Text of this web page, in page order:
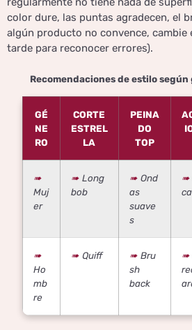
color dure, las puntas agradecen, el
algún producto no convence, cambie
tarde para reconocer errores).
Recomendaciones de estilo
GÉ
NE
RO
CORTE
ESTREL
LA
PEINA
DO
TOP
Muj
er
Long
bob
Ond
as
suave
s
Ho
mb
re
Quiff
Bru
sh
back